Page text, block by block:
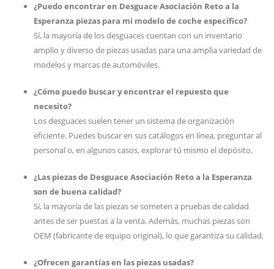
¿Puedo encontrar en Desguace Asociación Reto a la
Esperanza piezas para mi modelo de coche específico?
Sí, la mayoría de los desguaces cuentan con un inventario
amplio y diverso de piezas usadas para una amplia variedad de
modelos y marcas de automóviles.
¿Cómo puedo buscar y encontrar el repuesto que
necesito?
Los desguaces suelen tener un sistema de organización
eficiente. Puedes buscar en sus catálogos en línea, preguntar al
personal o, en algunos casos, explorar tú mismo el depósito.
¿Las piezas de Desguace Asociación Reto a la Esperanza
son de buena calidad?
Sí, la mayoría de las piezas se someten a pruebas de calidad
antes de ser puestas a la venta. Además, muchas piezas son
OEM (fabricante de equipo original), lo que garantiza su calidad.
¿Ofrecen garantías en las piezas usadas?